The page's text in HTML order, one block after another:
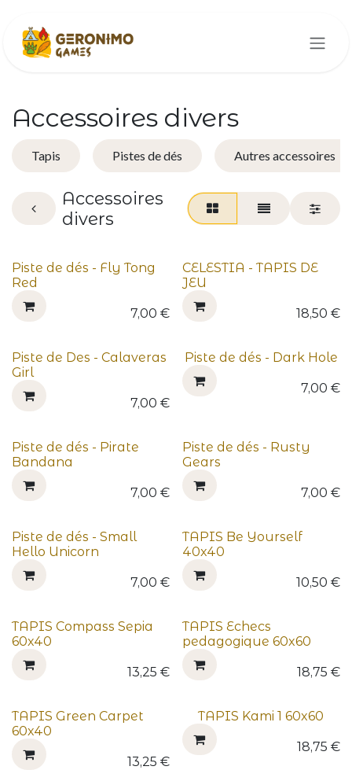
Accessoires divers
Tapis Pistes de dés Autres accessoires
Accessoires
divers
Piste de dés - Fly Tong
Red
7,00 €
CELESTIA - TAPIS DE
JEU
18,50 €
Piste de Des - Calaveras
Girl
7,00 €
Piste de dés - Dark Hole
7,00 €
Piste de dés - Pirate
Bandana
7,00 €
Piste de dés - Rusty
Gears
7,00 €
Piste de dés - Small
Hello Unicorn
7,00 €
TAPIS Be Yourself
40x40
10,50 €
TAPIS Compass Sepia
60x40
13,25 €
TAPIS Echecs
pedagogique 60x60
18,75 €
TAPIS Green Carpet
60x40
13,25 €
TAPIS Kami 1 60x60
18,75 €